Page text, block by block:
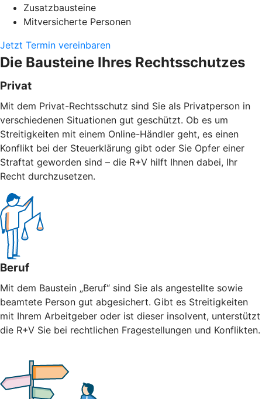
Zusatzbausteine
Mitversicherte Personen
Jetzt Termin vereinbaren
Die Bausteine Ihres Rechtsschutzes
Privat
Mit dem Privat-Rechtsschutz sind Sie als Privatperson in
verschiedenen Situationen gut geschützt. Ob es um
Streitigkeiten mit einem Online-Händler geht, es einen
Konflikt bei der Steuerklärung gibt oder Sie Opfer einer
Straftat geworden sind – die R+V hilft Ihnen dabei, Ihr
Recht durchzusetzen.
Beruf
Mit dem Baustein „Beruf“ sind Sie als angestellte sowie
beamtete Person gut abgesichert. Gibt es Streitigkeiten
mit Ihrem Arbeitgeber oder ist dieser insolvent, unterstützt
die R+V Sie bei rechtlichen Fragestellungen und Konflikten.